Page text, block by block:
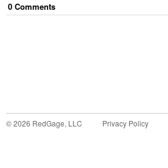
0 Comments
©2026 RedGage, LLC Privacy Policy